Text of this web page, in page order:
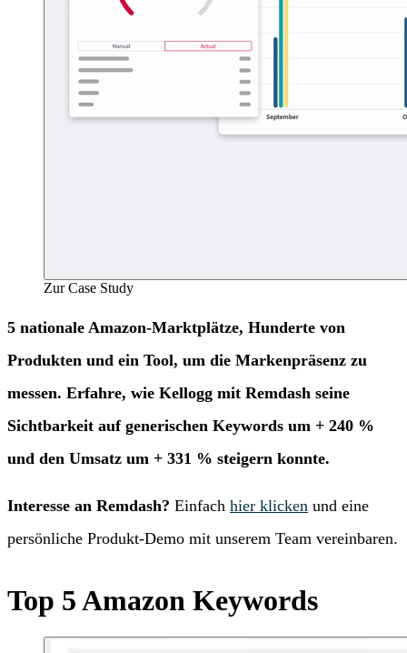
Zur Case Study
5 nationale Amazon-Marktplätze, Hunderte von
Produkten und ein Tool, um die Markenpräsenz zu
messen. Erfahre, wie Kellogg mit Remdash seine
Sichtbarkeit auf generischen Keywords um + 240 %
und den Umsatz um + 331 % steigern konnte.
Interesse an Remdash? Einfach hier klicken und eine
persönliche Produkt-Demo mit unserem Team vereinbaren.
Top 5 Amazon Keywords